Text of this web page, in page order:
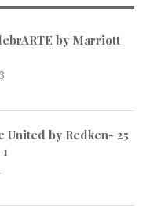
by Marriott
United by Redken- 25